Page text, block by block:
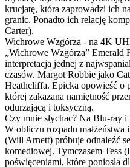
krucjatę, która zaprowadzi ich
granic. Ponadto ich relację
Carter).
Wichrowe Wzgórza - na 4K
„Wichrowe Wzgórza” Emerald
interpretacja jednej z
czasów. Margot Robbie jako
Heathcliffa. Epicka opowieść o
której zakazana namiętność
odurzającą i toksyczną.
Czy mnie słychac? Na Blu-ray
W obliczu rozpadu
(Will Arnett) próbuje odnaleźć
komediowej. Tymczasem Tess
poświęceniami, które poniosła